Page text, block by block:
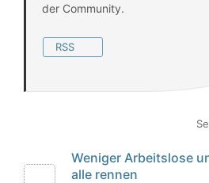
der Community.
RSS
Weniger Arbeitslose
alle rennen